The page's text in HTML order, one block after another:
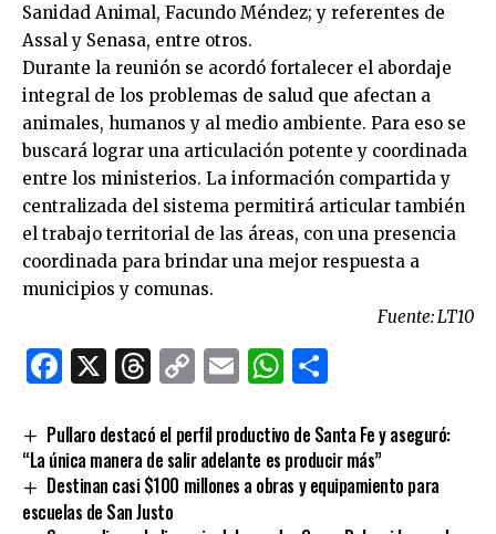
Sanidad Animal, Facundo Méndez; y referentes de
Assal y Senasa, entre otros.
Durante la reunión se acordó fortalecer el abordaje
integral de los problemas de salud que afectan a
animales, humanos y al medio ambiente. Para eso se
buscará lograr una articulación potente y coordinada
entre los ministerios. La información compartida y
centralizada del sistema permitirá articular también
el trabajo territorial de las áreas, con una presencia
coordinada para brindar una mejor respuesta a
municipios y comunas.
Fuente: LT10
Facebook
X Threads
CopyEmailWhatsApp
Pullaro destacó el perfil productivo de Santa Fe y aseguró:
“La única manera de salir adelante es producir más”
Destinan casi $100 millones a obras y equipamiento para
escuelas de San Justo